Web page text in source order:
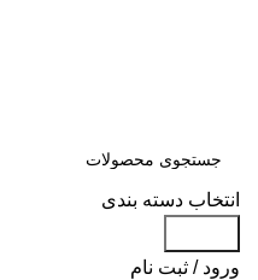
انتخاب دسته بندی
ورود / ثبت نام